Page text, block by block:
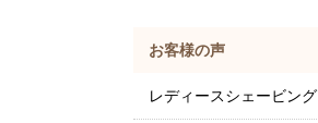
お客様の声
レディースシェービング